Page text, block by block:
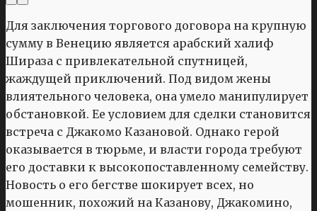
Для заключения торгового договора на крупную
сумму в Венецию является арабский халиф
Шираза с привлекательной спутницей,
жаждущей приключений. Под видом жены
влиятельного человека, она умело манипулирует
обстановкой. Ее условием для сделки становится
встреча с Джакомо Казановой. Однако герой
оказывается в тюрьме, и власти города требуют
его доставки к высокопоставленному семейству.
Новость о его бегстве шокирует всех, но
мошенник, похожий на Казанову, Джакомино,